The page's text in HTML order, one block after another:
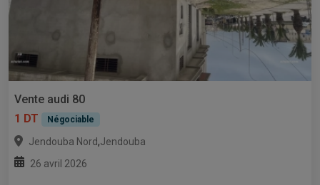
Vente audi 80
1 DT
Négociable
Jendouba Nord,Jendouba
26 avril 2026